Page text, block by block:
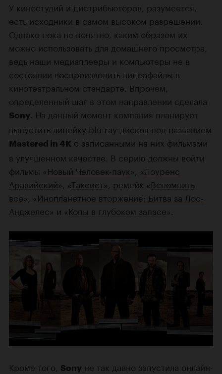
У киностудий и дистрибьюторов, разумеется,
есть исходники в самом высоком разрешении.
Однако пока не понятно, каким образом их
можно использовать для домашнего просмотра,
ведь наши медиаплееры и компьютеры не в
состоянии воспроизводить видеофайлы в
кинотеатральном стандарте. Впрочем,
определенный шаг в этом направлении сделала
Sony
. На данный момент компания планирует
выпустить линейку blu-ray-дисков под названием
Mastered in 4K с записанными на них фильмами
в улучшенном качестве. В серию должны войти
фильмы «Новый Человек-паук», «Лоуренс
Аравийский», «Таксист», ремейк «Вспомнить
все», «Инопланетное вторжение: Битва за Лос-
Анджелес» и «Копы в глубоком запасе».
Кроме того, Sony не так давно запустила онлайн-